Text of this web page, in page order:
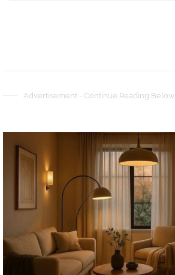
Advertisement - Continue Reading Below